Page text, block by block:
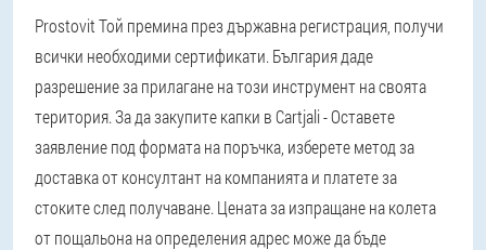
Prostovit Той премина през държавна регистрация, получи
всички необходими сертификати. България даде
разрешение за прилагане на този инструмент на своята
територия. За да закупите капки в Cartjali - Оставете
заявление под формата на поръчка, изберете метод за
доставка от консултант на компанията и платете за
стоките след получаване. Цената за изпращане на колета
от пощальона на определения адрес може да бъде